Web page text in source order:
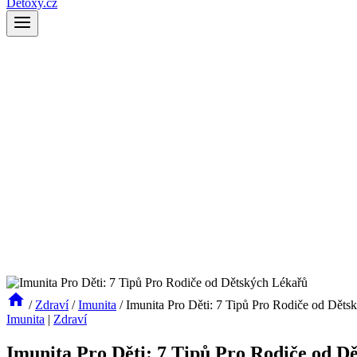
Detoxy.cz
/ Zdraví / Imunita / Imunita Pro Děti: 7 Tipů Pro Rodiče od
Imunita | Zdraví